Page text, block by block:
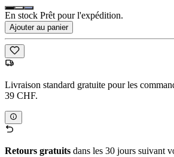
En stock Prêt pour l'expédition.
Ajouter au panier
Livraison standard gratuite pour les
39 CHF.
Retours gratuits dans les 30 jours suivant